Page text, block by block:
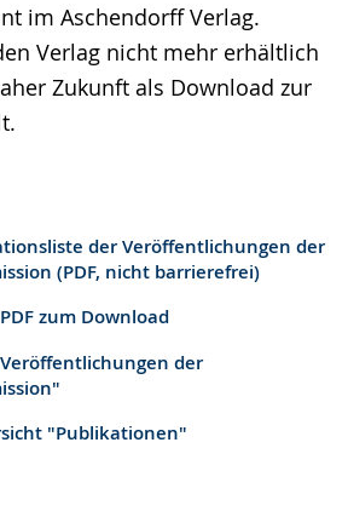
im Aschendorff Verlag.
Verlag nicht mehr erhältlich
Zukunft als Download zur
der Veröffentlichungen der
(PDF, nicht barrierefrei)
zum Download
der
"Publikationen"